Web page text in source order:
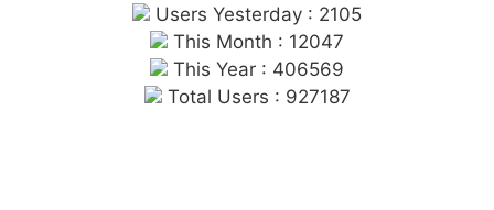
Users Yesterday : 2105
This Month : 12047
This Year : 406569
Total Users : 927187